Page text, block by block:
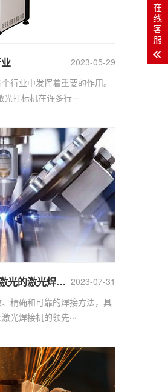
2023-05-29
行业中发挥着重要的作用。
打标机在许多行···
2023-07-31
连续激光焊接机厂家鼎创激光的激光焊接机应用领域和激光焊接机的产品质量
精确和可靠的焊接方法，具
光焊接机的领先···
在
线
客
服